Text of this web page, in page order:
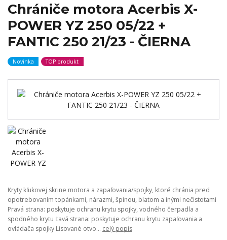
Chrániče motora Acerbis X-
POWER YZ 250 05/22 +
FANTIC 250 21/23 - ČIERNA
Novinka TOP produkt
Kryty kľukovej skrine motora a zapaľovania/spojky, ktoré chránia pred
opotrebovaním topánkami, nárazmi, špinou, blatom a inými nečistotami
Pravá strana: poskytuje ochranu krytu spojky, vodného čerpadla a
spodného krytu Ľavá strana: poskytuje ochranu krytu zapaľovania a
ovládača spojky Lisované otvo... celý popis